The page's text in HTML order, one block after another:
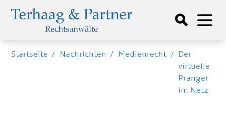
Startseite / Nachrichten / Medienrecht / Der
virtuelle
Pranger
im Netz